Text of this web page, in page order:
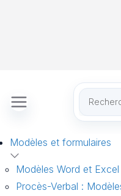
Modèles et formulaires
Modèles Word et
Procès-Verbal :